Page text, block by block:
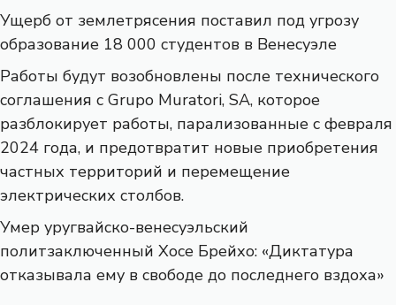
Ущерб от землетрясения поставил под угрозу
образование 18 000 студентов в Венесуэле
Работы будут возобновлены после технического
соглашения с Grupo Muratori, SA, которое
разблокирует работы, парализованные с февраля
2024 года, и предотвратит новые приобретения
частных территорий и перемещение
электрических столбов.
Умер уругвайско-венесуэльский
политзаключенный Хосе Брейхо: «Диктатура
отказывала ему в свободе до последнего вздоха»